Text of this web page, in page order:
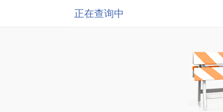
正在查询中